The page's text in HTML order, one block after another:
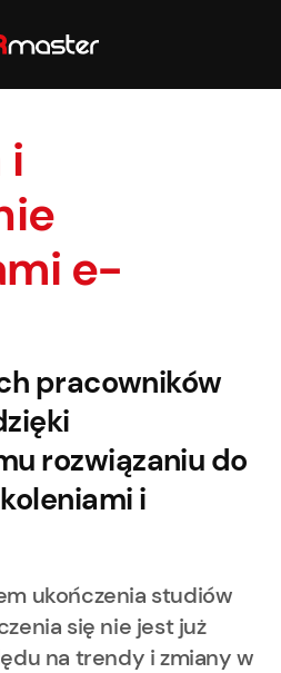
i
e-
pracowników
rozwiązaniu do
i
ukończenia studiów
się nie jest już
na trendy i zmiany w